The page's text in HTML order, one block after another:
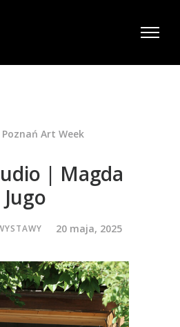
Poznań Art Week
| Magda
Jugo
20 maja, 2025